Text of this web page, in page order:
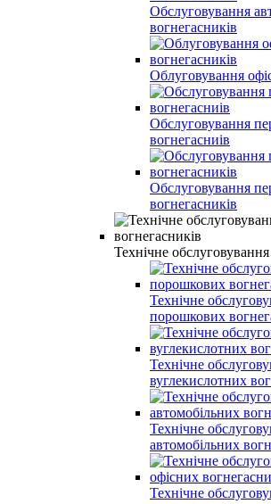
Обслуговування
вогнегасників
Облуговування
Обслуговування
вогнегасниів
Обслуговування
вогнегасників
Технічне
Технічне
порошкових
Технічне
вуглекислотних
Технічне
автомобільних
Технічне